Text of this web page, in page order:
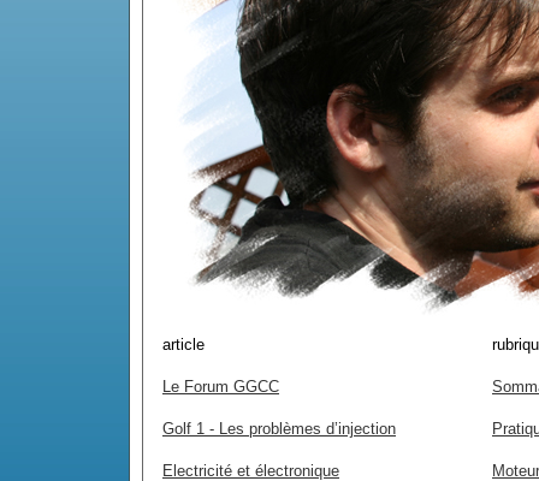
article
Le Forum GGCC
Golf 1 - Les problèmes d’injection
Electricité et électronique